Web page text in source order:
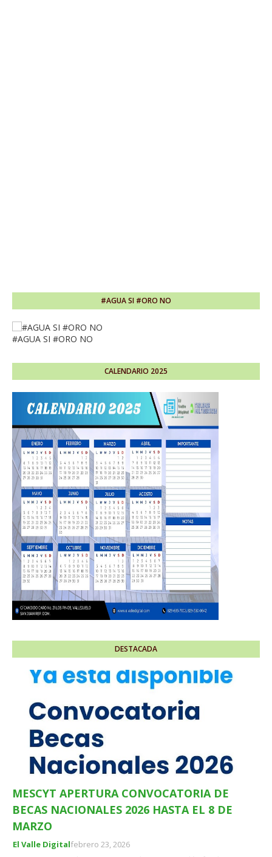
#AGUA SI #ORO NO
#AGUA SI #ORO NO
CALENDARIO 2025
DESTACADA
MESCYT APERTURA CONVOCATORIA DE
BECAS NACIONALES 2026 HASTA EL 8 DE
MARZO
El Valle Digitalfebrero 23, 2026